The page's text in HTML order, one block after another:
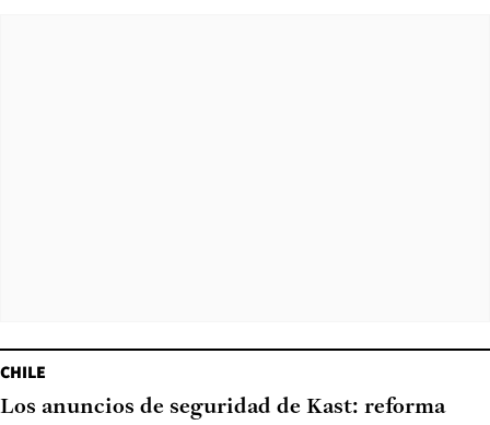
CHILE
Los anuncios de seguridad de Kast: reforma